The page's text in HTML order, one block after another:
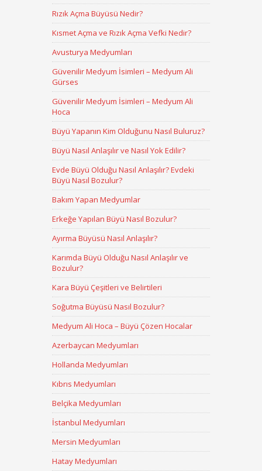
Rızık Açma Büyüsü Nedir?
Kısmet Açma ve Rızık Açma Vefki Nedir?
Avusturya Medyumları
Güvenilir Medyum İsimleri – Medyum Ali
Gürses
Güvenilir Medyum İsimleri – Medyum Ali
Hoca
Büyü Yapanın Kim Olduğunu Nasıl Buluruz?
Büyü Nasıl Anlaşılır ve Nasıl Yok Edilir?
Evde Büyü Olduğu Nasıl Anlaşılır? Evdeki
Büyü Nasıl Bozulur?
Bakım Yapan Medyumlar
Erkeğe Yapılan Büyü Nasıl Bozulur?
Ayırma Büyüsü Nasıl Anlaşılır?
Karımda Büyü Olduğu Nasıl Anlaşılır ve
Bozulur?
Kara Büyü Çeşitleri ve Belirtileri
Soğutma Büyüsü Nasıl Bozulur?
Medyum Ali Hoca – Büyü Çözen Hocalar
Azerbaycan Medyumları
Hollanda Medyumları
Kıbrıs Medyumları
Belçika Medyumları
İstanbul Medyumları
Mersin Medyumları
Hatay Medyumları